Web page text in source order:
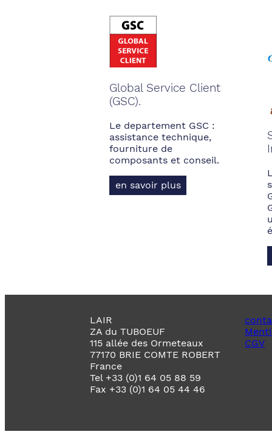
Global Service Client
(GSC).
Le departement GSC :
assistance technique,
fourniture de
composants et conseil.
en savoir plus
LAIR
ZA du TUBOEUF
115 allée des Ormeteaux
77170 BRIE COMTE ROBERT
France
Tel +33 (0)1 64 05 88 59
Fax +33 (0)1 64 05 44 46
CGV